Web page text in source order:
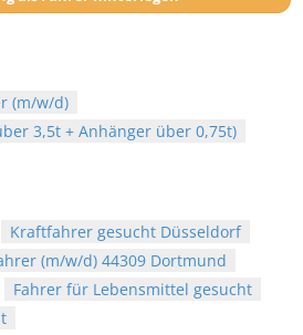
(m/w/d)
3,5t + Anhänger über 0,75t)
Kraftfahrer gesucht Düsseldorf
(m/w/d) 44309 Dortmund
Fahrer für Lebensmittel gesucht